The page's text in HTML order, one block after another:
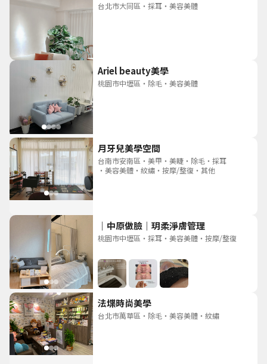
台北市大同區 ・ 採耳 ・ 美容美體
Ariel beauty美學
桃園市中壢區 ・ 除毛 ・ 美容美體
月牙兒美學空間
台南市安南區 ・ 美甲 ・ 美睫 ・ 除毛 ・ 採耳
・ 美容美體 ・ 紋繡 ・ 按摩/整復 ・ 其他
｜中原做臉｜玥柔淨膚管理
桃園市中壢區 ・ 採耳 ・ 美容美體 ・ 按摩/整復
法堞時尚美學
台北市萬華區 ・ 除毛 ・ 美容美體 ・ 紋繡